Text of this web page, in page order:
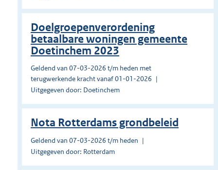
Doelgroepenverordening
betaalbare woningen gemeente
Doetinchem 2023
Geldend van 07-03-2026 t/m heden met
terugwerkende kracht vanaf 01-01-2026
Uitgegeven door: Doetinchem
Nota Rotterdams grondbeleid
Geldend van 07-03-2026 t/m heden
Uitgegeven door: Rotterdam